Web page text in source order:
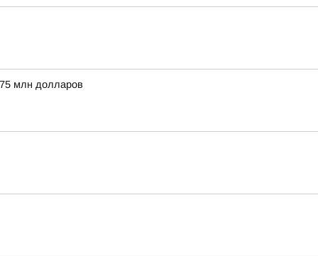
млн долларов